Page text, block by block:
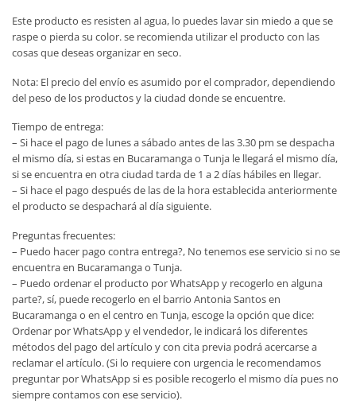
Este producto es resisten al agua, lo puedes lavar sin miedo a que se
raspe o pierda su color. se recomienda utilizar el producto con las
cosas que deseas organizar en seco.
Nota: El precio del envío es asumido por el comprador, dependiendo
del peso de los productos y la ciudad donde se encuentre.
Tiempo de entrega:
– Si hace el pago de lunes a sábado antes de las 3.30 pm se despacha
el mismo día, si estas en Bucaramanga o Tunja le llegará el mismo día,
si se encuentra en otra ciudad tarda de 1 a 2 días hábiles en llegar.
– Si hace el pago después de las de la hora establecida anteriormente
el producto se despachará al día siguiente.
Preguntas frecuentes:
– Puedo hacer pago contra entrega?, No tenemos ese servicio si no se
encuentra en Bucaramanga o Tunja.
– Puedo ordenar el producto por WhatsApp y recogerlo en alguna
parte?, sí, puede recogerlo en el barrio Antonia Santos en
Bucaramanga o en el centro en Tunja, escoge la opción que dice:
Ordenar por WhatsApp y el vendedor, le indicará los diferentes
métodos del pago del artículo y con cita previa podrá acercarse a
reclamar el artículo. (Si lo requiere con urgencia le recomendamos
preguntar por WhatsApp si es posible recogerlo el mismo día pues no
siempre contamos con ese servicio).